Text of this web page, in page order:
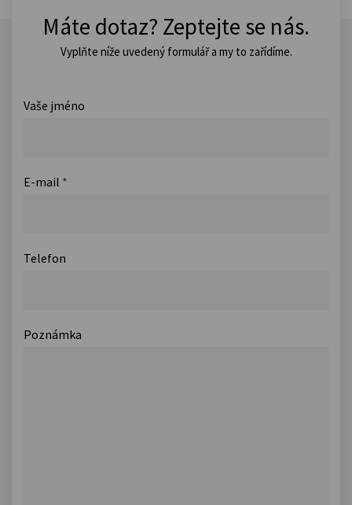
Máte dotaz? Zeptejte se nás.
Vyplňte níže uvedený formulář a my to zařídíme.
Vaše jméno
E-mail *
Telefon
Poznámka